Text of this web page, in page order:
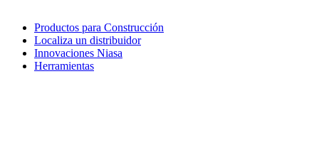
Productos para Construcción
Localiza un distribuidor
Innovaciones Niasa
Herramientas